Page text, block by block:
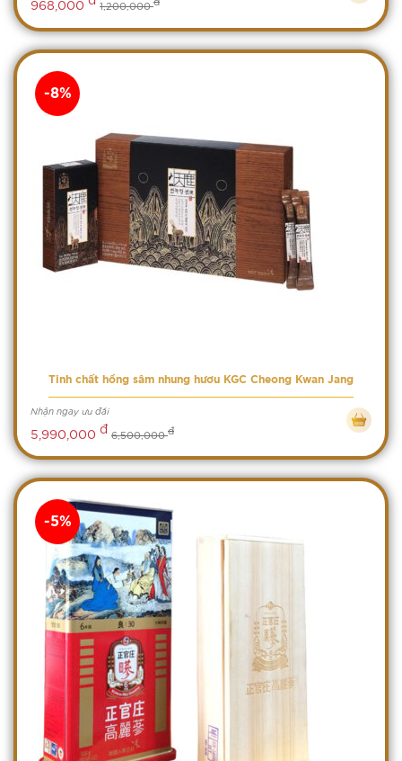
968,000 1,200,000
Tinh chất hồng sâm nhung hươu KGC Cheong Kwan Jang
Nhận ngay ưu đãi
5,990,000 đ 6,500,000đ
-8%
-5%